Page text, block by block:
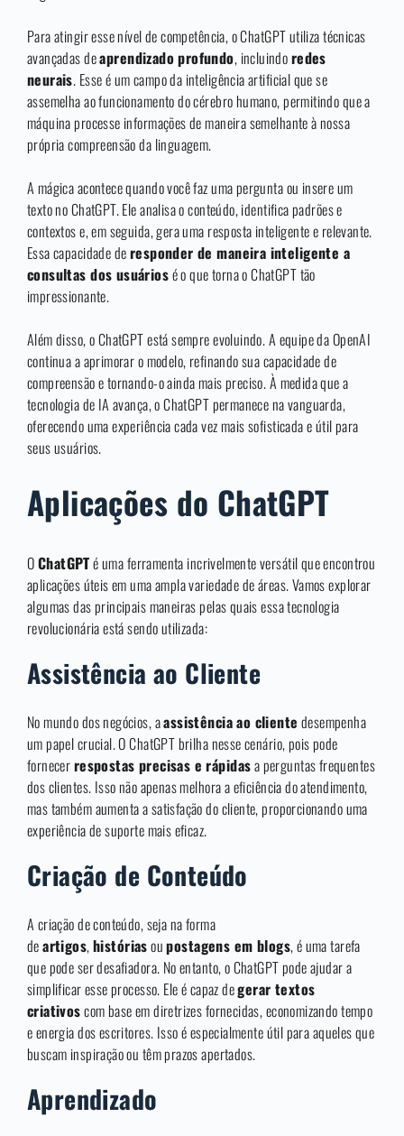
Para atingir esse nível de competência, o ChatGPT utiliza técnicas
avançadas deaprendizado profundo, incluindoredes
neurais. Esse é um campo da inteligência artificial que se
assemelha ao funcionamento do cérebro humano, permitindo que a
máquina processe informações de maneira semelhante à nossa
própria compreensão da linguagem.
A mágica acontece quando você faz uma pergunta ou insere um
texto no ChatGPT. Ele analisa o conteúdo, identifica padrões e
contextos e, em seguida, gera uma resposta inteligente e relevante.
Essa capacidade deresponder de maneira inteligente a
consultas dos usuáriosé o que torna o ChatGPT tão
impressionante.
Além disso, o ChatGPT está sempre evoluindo. A equipe da OpenAI
continua a aprimorar o modelo, refinando sua capacidade de
compreensão e tornando-o ainda mais preciso. À medida que a
tecnologia de IA avança, o ChatGPT permanece na vanguarda,
oferecendo uma experiência cada vez mais sofisticada e útil para
seus usuários.
Aplicações do ChatGPT
OChatGPTé uma ferramenta incrivelmente versátil que encontrou
aplicações úteis em uma ampla variedade de áreas. Vamos explorar
algumas das principais maneiras pelas quais essa tecnologia
revolucionária está sendo utilizada:
Assistência ao Cliente
No mundo dos negócios, aassistência ao cliente desempenha
um papel crucial. O ChatGPT brilha nesse cenário, pois pode
fornecerrespostas precisas e rápidasa perguntas frequentes
dos clientes. Isso não apenas melhora a eficiência do atendimento,
mas também aumenta a satisfação do cliente, proporcionando uma
experiência de suporte mais eficaz.
Criação de Conteúdo
A criação de conteúdo, seja na forma
deartigos,históriasoupostagens em blogs, é uma tarefa
que pode ser desafiadora. No entanto, o ChatGPT pode ajudar a
simplificar esse processo. Ele é capaz degerar textos
criativoscom base em diretrizes fornecidas, economizando tempo
e energia dos escritores. Isso é especialmente útil para aqueles que
buscam inspiração ou têm prazos apertados.
Aprendizado